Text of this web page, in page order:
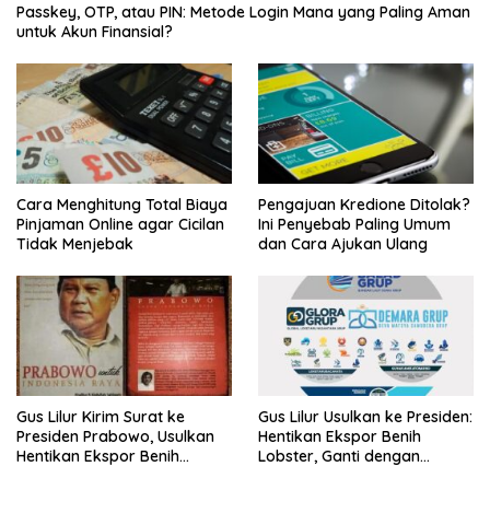
Passkey, OTP, atau PIN: Metode Login Mana yang Paling Aman
untuk Akun Finansial?
Cara Menghitung Total Biaya
Pinjaman Online agar Cicilan
Tidak Menjebak
Pengajuan Kredione Ditolak?
Ini Penyebab Paling Umum
dan Cara Ajukan Ulang
Gus Lilur Kirim Surat ke
Presiden Prabowo, Usulkan
Hentikan Ekspor Benih
Gus Lilur Usulkan ke Presiden:
Hentikan Ekspor Benih
Lobster, Ganti dengan